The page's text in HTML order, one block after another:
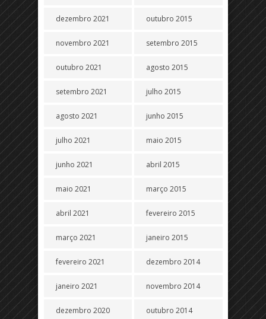
dezembro 2021
novembro 2021
outubro 2021
setembro 2021
agosto 2021
julho 2021
junho 2021
maio 2021
abril 2021
março 2021
fevereiro 2021
janeiro 2021
dezembro 2020
outubro 2015
setembro 2015
agosto 2015
julho 2015
junho 2015
maio 2015
abril 2015
março 2015
fevereiro 2015
janeiro 2015
dezembro 2014
novembro 2014
outubro 2014